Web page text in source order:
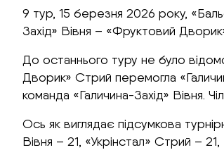
9 тур, 15 березня 2026 року,
Захід» Вівня – «Фруктовий
До останнього туру не було
Дворик» Стрий перемогла
команда «Галичина-Захід» Вівня.
Ось як виглядає підсумкова
Вівня – 21, «Укрінстал» Стрий –